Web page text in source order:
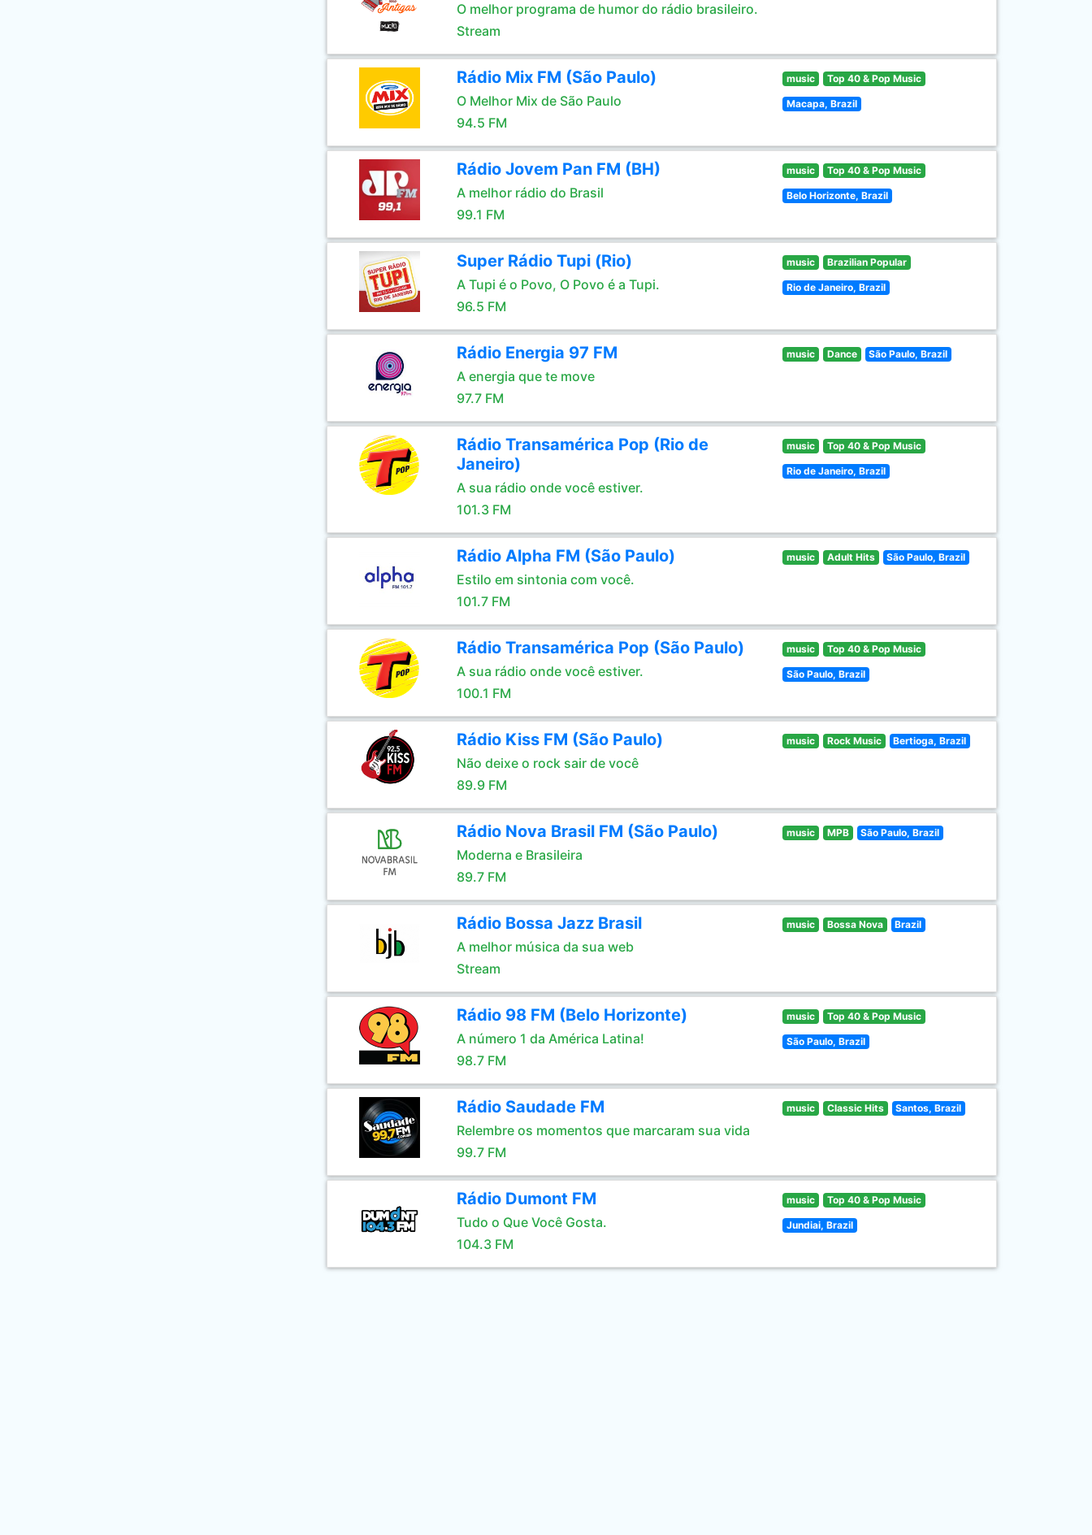
O melhor programa de humor do rádio brasileiro.
Stream
Rádio Mix FM (São Paulo)
O Melhor Mix de São Paulo
94.5 FM
music Top 40 & Pop Music
Macapa, Brazil
Rádio Jovem Pan FM (BH)
A melhor rádio do Brasil
99.1 FM
music Top 40 & Pop Music
Belo Horizonte, Brazil
Super Rádio Tupi (Rio)
A Tupi é o Povo, O Povo é a Tupi.
96.5 FM
music Brazilian Popular
Rio de Janeiro, Brazil
Rádio Energia 97 FM
A energia que te move
97.7 FM
music Dance São Paulo, Brazil
Rádio Transamérica Pop (Rio de
Janeiro)
A sua rádio onde você estiver.
101.3 FM
music Top 40 & Pop Music
Rio de Janeiro, Brazil
Rádio Alpha FM (São Paulo)
Estilo em sintonia com você.
101.7 FM
music Adult Hits São Paulo, Brazil
Rádio Transamérica Pop (São Paulo)
A sua rádio onde você estiver.
100.1 FM
music Top 40 & Pop Music
São Paulo, Brazil
Rádio Kiss FM (São Paulo)
Não deixe o rock sair de você
89.9 FM
music Rock Music Bertioga, Brazil
Rádio Nova Brasil FM (São Paulo)
Moderna e Brasileira
89.7 FM
music MPB São Paulo, Brazil
Rádio Bossa Jazz Brasil
A melhor música da sua web
Stream
music Bossa Nova Brazil
Rádio 98 FM (Belo Horizonte)
A número 1 da América Latina!
98.7 FM
music Top 40 & Pop Music
São Paulo, Brazil
Rádio Saudade FM
Relembre os momentos que marcaram sua vida
99.7 FM
music Classic Hits Santos, Brazil
Rádio Dumont FM
Tudo o Que Você Gosta.
104.3 FM
music Top 40 & Pop Music
Jundiai, Brazil